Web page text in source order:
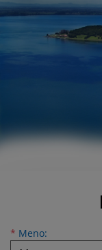
* Meno:
Meno
Priezvisko
E-mailová adresa